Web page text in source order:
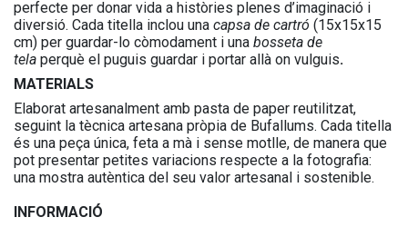
perfecte per donar vida a històries plenes d’imaginació i
diversió. Cada titella inclou una capsa de cartró (15x15x15
cm) per guardar-lo còmodament i una bosseta de
tela perquè el puguis guardar i portar allà on vulguis.
MATERIALS
Elaborat artesanalment amb pasta de paper reutilitzat,
seguint la tècnica artesana pròpia de Bufallums. Cada titella
és una peça única, feta a mà i sense motlle, de manera que
pot presentar petites variacions respecte a la fotografia:
una mostra autèntica del seu valor artesanal i sostenible.
INFORMACIÓ